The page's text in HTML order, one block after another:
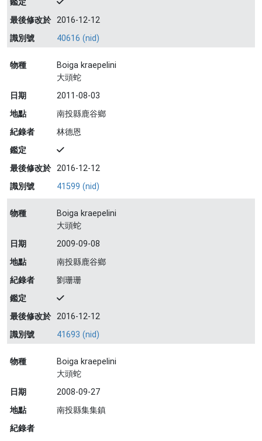
鑑定
最後修改於 2016-12-12
識別號
40616 (nid)
物種
Boiga kraepelini
大頭蛇
日期
2011-08-03
地點
南投縣鹿谷鄉
紀錄者
林德恩
鑑定
最後修改於 2016-12-12
識別號
41599 (nid)
物種
Boiga kraepelini
大頭蛇
日期
2009-09-08
地點
南投縣鹿谷鄉
紀錄者
劉珊珊
鑑定
最後修改於 2016-12-12
識別號
41693 (nid)
物種
Boiga kraepelini
大頭蛇
日期
2008-09-27
地點
南投縣集集鎮
紀錄者